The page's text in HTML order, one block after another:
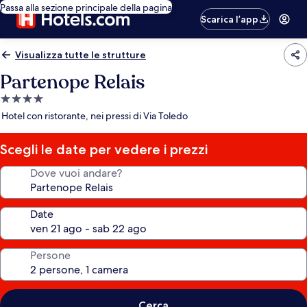
Passa alla sezione principale della pagina
Scarica l’app
Visualizza tutte le strutture
Partenope Relais
Struttura
a
stelle
Hotel con ristorante, nei pressi di Via Toledo
Scegli le date per vedere i prezzi
Dove vuoi andare?
Date
Persone